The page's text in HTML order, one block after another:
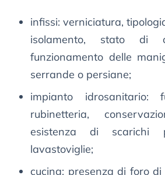
infissi: verniciatura,
isolamento, stato di
funzionamento delle
serrande o persiane;
impianto idrosanitario:
rubinetteria,
esistenza di scarichi
lavastoviglie;
cucina: presenza di foro